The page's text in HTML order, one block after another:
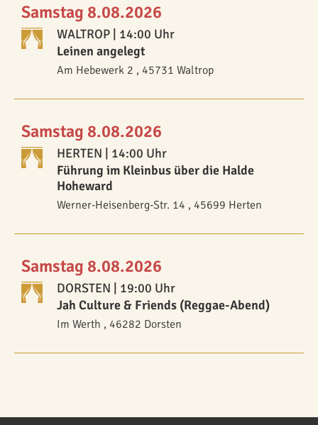
Samstag 8.08.2026
WALTROP | 14:00 Uhr
Leinen angelegt
Am Hebewerk 2 , 45731 Waltrop
Samstag 8.08.2026
HERTEN | 14:00 Uhr
Führung im Kleinbus über die Halde
Hoheward
Werner-Heisenberg-Str. 14 , 45699 Herten
Samstag 8.08.2026
DORSTEN | 19:00 Uhr
Jah Culture & Friends (Reggae-Abend)
Im Werth , 46282 Dorsten